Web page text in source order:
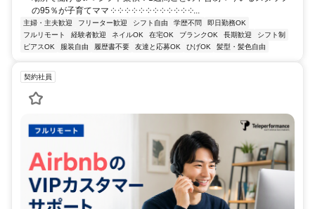
の95％が子育てママ ༶ ༶ ༶ ༶ ༶ ༶ ༶ ༶ ༶ ༶ ༶ ༶...
主婦・主夫歓迎 フリーター歓迎 シフト自由 学歴不問
即日勤務OK
フルリモート
経験者歓迎 ネイルOK 在宅OK ブランクOK 長期歓迎
シフト制
ピアスOK
服装自由 履歴書不要 友達と応募OK ひげOK 髪型・髪色自由
契約社員